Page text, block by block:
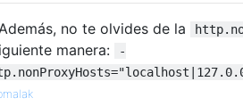
no te olvides de la
manera:
-